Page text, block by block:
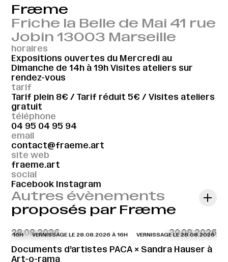
Fræme
Friche la Belle de Mai 41 rue
Jobin 13003 Marseille
horaires
Expositions ouvertes du Mercredi au
Dimanche de 14h à 19h Visites ateliers sur
rendez-vous
tarif
Tarif plein 8€ / Tarif réduit 5€ / Visites ateliers
gratuit
téléphone
04 95 04 95 94
email
contact@fraeme.art
site web
fraeme.art
social
Facebook Instagram
Autres évènements
proposés par Fræme
28.08.2026 30.08.2026
À 16H VERNISSAGE LE 28.08.2026 À 16H VERNISSAGE LE 28.08.2026 À
Documents d’artistes PACA × Sandra Hauser à
Art-o-rama